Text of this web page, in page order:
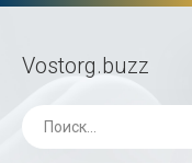
Vostorg.buzz